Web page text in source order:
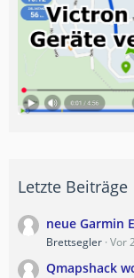
Letzte Beiträge
neue Garmin
Brettsegler Vor
Qmapshack